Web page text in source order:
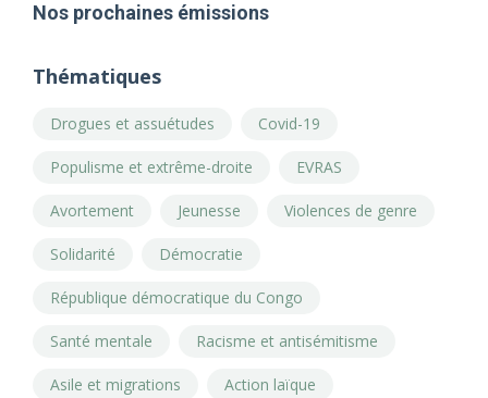
Nos prochaines émissions
Thématiques
Drogues et assuétudes Covid-19
Populisme et extrême-droite EVRAS
Avortement Jeunesse Violences de genre
Solidarité Démocratie
République démocratique du Congo
Santé mentale Racisme et antisémitisme
Asile et migrations Action laïque